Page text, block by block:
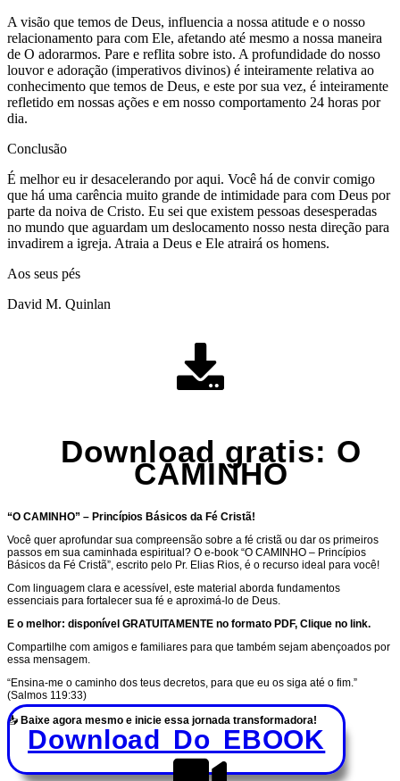
A visão que temos de Deus, influencia a nossa atitude e o nosso
relacionamento para com Ele, afetando até mesmo a nossa maneira
de O adorarmos. Pare e reflita sobre isto. A profundidade do nosso
louvor e adoração (imperativos divinos) é inteiramente relativa ao
conhecimento que temos de Deus, e este por sua vez, é inteiramente
refletido em nossas ações e em nosso comportamento 24 horas por
dia.
Conclusão
É melhor eu ir desacelerando por aqui. Você há de convir comigo
que há uma carência muito grande de intimidade para com Deus por
parte da noiva de Cristo. Eu sei que existem pessoas desesperadas
no mundo que aguardam um deslocamento nosso nesta direção para
invadirem a igreja. Atraia a Deus e Ele atrairá os homens.
Aos seus pés
David M. Quinlan
Download gratis: O
CAMINHO
“O CAMINHO” – Princípios Básicos da Fé Cristã!
Você quer aprofundar sua compreensão sobre a fé cristã ou dar os primeiros
passos em sua caminhada espiritual? O e-book “O CAMINHO – Princípios
Básicos da Fé Cristã”, escrito pelo Pr. Elias Rios, é o recurso ideal para você!
Com linguagem clara e acessível, este material aborda fundamentos
essenciais para fortalecer sua fé e aproximá-lo de Deus.
E o melhor: disponível GRATUITAMENTE no formato PDF, Clique no link.
Compartilhe com amigos e familiares para que também sejam abençoados por
essa mensagem.
“Ensina-me o caminho dos teus decretos, para que eu os siga até o fim.”
(Salmos 119:33)
📥 Baixe agora mesmo e inicie essa jornada transformadora!
Download Do EBOOK